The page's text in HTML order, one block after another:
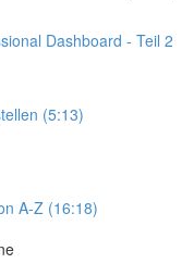
Dashboard - Teil 2
(5:13)
A-Z (16:18)